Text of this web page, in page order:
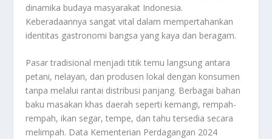
dinamika budaya masyarakat Indonesia.
Keberadaannya sangat vital dalam mempertahankan
identitas gastronomi bangsa yang kaya dan beragam.
Pasar tradisional menjadi titik temu langsung antara
petani, nelayan, dan produsen lokal dengan konsumen
tanpa melalui rantai distribusi panjang. Berbagai bahan
baku masakan khas daerah seperti kemangi, rempah-
rempah, ikan segar, tempe, dan tahu tersedia secara
melimpah. Data Kementerian Perdagangan 2024